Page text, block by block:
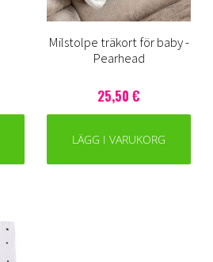
Milstolpe träkort för baby -
Pearhead
25,50 €
LÄGG I VARUKORG